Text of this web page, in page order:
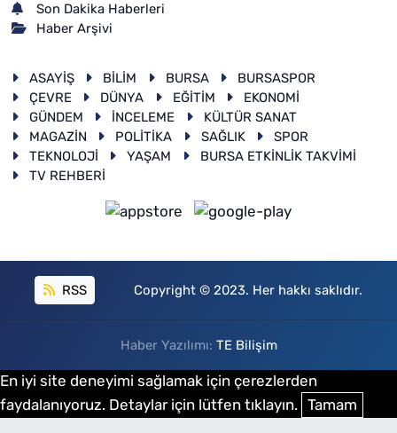
Son Dakika Haberleri
Haber Arşivi
ASAYİŞ BİLİM BURSA
BURSASPOR
ÇEVRE
DÜNYA EĞİTİM
EKONOMİ
GÜNDEM
İNCELEME
KÜLTÜR SANAT
MAGAZİN
POLİTİKA SAĞLIK
SPOR
TEKNOLOJİ
YAŞAM
BURSA ETKİNLİK TAKVİMİ
TV REHBERİ
RSS Copyright © 2023. Her hakkı saklıdır.
Haber Yazılımı: TE Bilişim
En iyi site deneyimi sağlamak için çerezlerden
faydalanıyoruz. Detaylar için lütfen tıklayın. Tamam